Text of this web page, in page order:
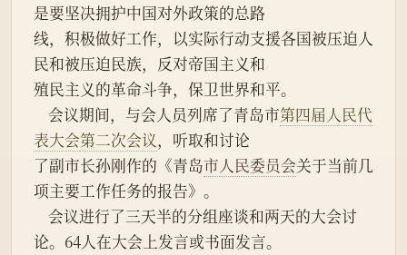
是要坚决拥护中国对外政策的总路
线，积极做好工作，以实际行动支援各国被压迫人
民和被压迫民族，反对帝国主义和
殖民主义的革命斗争，保卫世界和平。
    会议期间，与会人员列席了青岛市
第四届人民代
表大会第二次会议，听取和讨论
了副市长孙刚作的《青岛市人民委员会关于当前几
项主要工作任务的报告》。
论。64人在大会上发言或书面发言。